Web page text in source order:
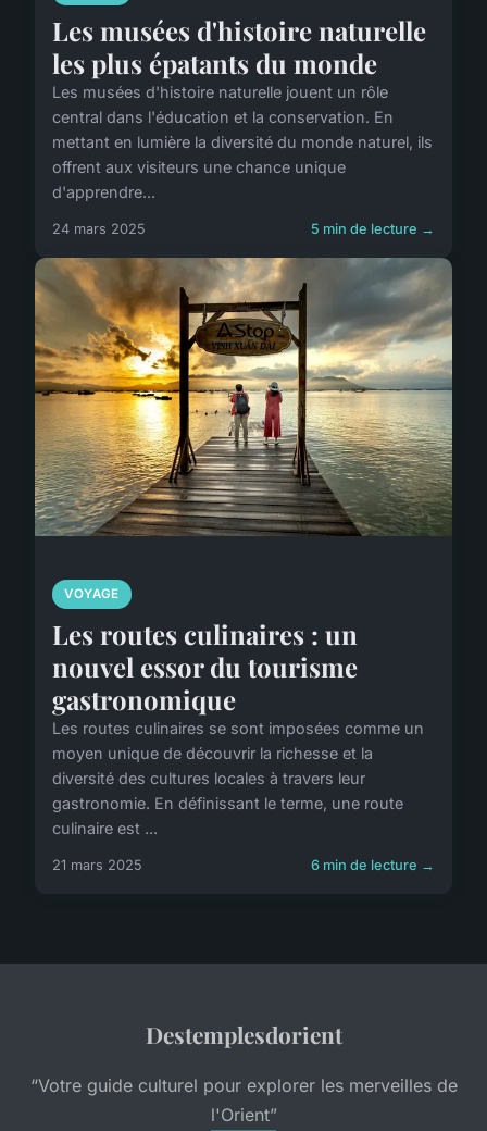
Les musées d'histoire naturelle
les plus épatants du monde
Les musées d'histoire naturelle jouent un rôle
central dans l'éducation et la conservation. En
mettant en lumière la diversité du monde naturel, ils
offrent aux visiteurs une chance unique
d'apprendre...
24 mars 2025 5 min de lecture →
VOYAGE
Les routes culinaires : un
nouvel essor du tourisme
gastronomique
Les routes culinaires se sont imposées comme un
moyen unique de découvrir la richesse et la
diversité des cultures locales à travers leur
gastronomie. En définissant le terme, une route
culinaire est ...
21 mars 2025 6 min de lecture →
Destemplesdorient
“Votre guide culturel pour explorer les merveilles de
l'Orient”